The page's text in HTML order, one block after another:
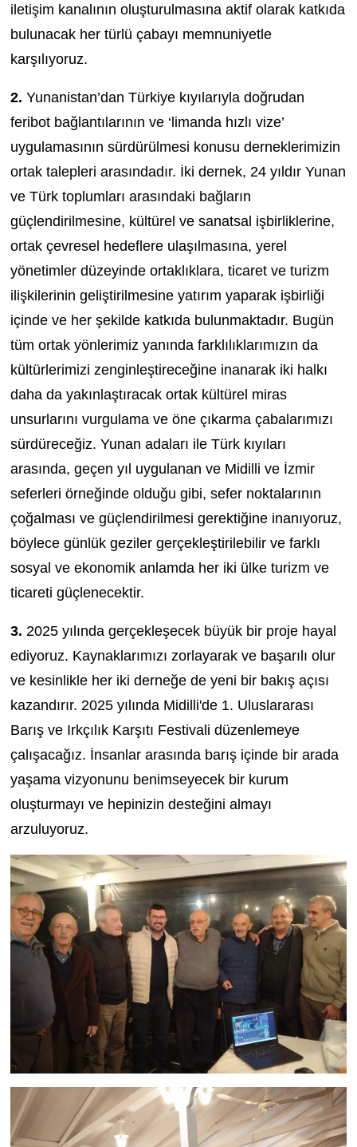
iletişim kanalının oluşturulmasına aktif olarak katkıda
bulunacak her türlü çabayı memnuniyetle
karşılıyoruz.
2. Yunanistan’dan Türkiye kıyılarıyla doğrudan
feribot bağlantılarının ve ‘limanda hızlı vize’
uygulamasının sürdürülmesi konusu derneklerimizin
ortak talepleri arasındadır. İki dernek, 24 yıldır Yunan
ve Türk toplumları arasındaki bağların
güçlendirilmesine, kültürel ve sanatsal işbirliklerine,
ortak çevresel hedeflere ulaşılmasına, yerel
yönetimler düzeyinde ortaklıklara, ticaret ve turizm
ilişkilerinin geliştirilmesine yatırım yaparak işbirliği
içinde ve her şekilde katkıda bulunmaktadır. Bugün
tüm ortak yönlerimiz yanında farklılıklarımızın da
kültürlerimizi zenginleştireceğine inanarak iki halkı
daha da yakınlaştıracak ortak kültürel miras
unsurlarını vurgulama ve öne çıkarma çabalarımızı
sürdüreceğiz. Yunan adaları ile Türk kıyıları
arasında, geçen yıl uygulanan ve Midilli ve İzmir
seferleri örneğinde olduğu gibi, sefer noktalarının
çoğalması ve güçlendirilmesi gerektiğine inanıyoruz,
böylece günlük geziler gerçekleştirilebilir ve farklı
sosyal ve ekonomik anlamda her iki ülke turizm ve
ticareti güçlenecektir.
3. 2025 yılında gerçekleşecek büyük bir proje hayal
ediyoruz. Kaynaklarımızı zorlayarak ve başarılı olur
ve kesinlikle her iki derneğe de yeni bir bakış açısı
kazandırır. 2025 yılında Midilli'de 1. Uluslararası
Barış ve Irkçılık Karşıtı Festivali düzenlemeye
çalışacağız. İnsanlar arasında barış içinde bir arada
yaşama vizyonunu benimseyecek bir kurum
oluşturmayı ve hepinizin desteğini almayı
arzuluyoruz.